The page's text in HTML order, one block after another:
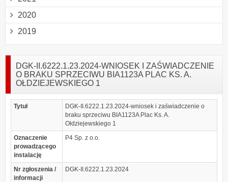
2020
2019
DGK-II.6222.1.23.2024-WNIOSEK I ZAŚWIADCZENIE
O BRAKU SPRZECIWU BIA1123A PLAC KS. A.
OŁDZIEJEWSKIEGO 1
Tytuł
DGK-II.6222.1.23.2024-wniosek i zaświadczenie o
braku sprzeciwu BIA1123A Plac Ks. A.
Ołdziejewskiego 1
Oznaczenie
prowadzącego
instalację
P4 Sp. z o.o.
Nr zgłoszenia /
informacji
DGK-II.6222.1.23.2024